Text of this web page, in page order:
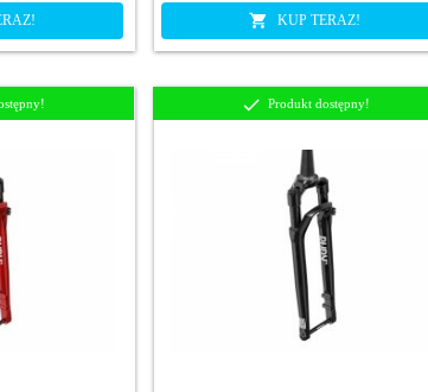
KUP TERAZ!
Produkt dostępny!